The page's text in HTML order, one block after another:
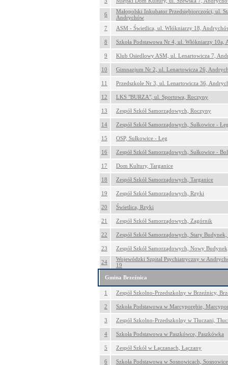
6
Małopolski Inkubator Przedsiębiorczości, ul.
Andrychów
7
ASM - Świetlica, ul. Włókniarzy 18,
8 Szkoła Podstawowa Nr 4, ul. Włókniarzy 10a,
9 Klub Osiedlowy ASM, ul. Lenartowicza 7,
10 Gimnazjum Nr 2, ul. Lenartowicza 26,
11 Przedszkole Nr 3, ul. Lenartowicza 36,
12 LKS "BURZA", ul. Sportowa, Roczyny
13 Zespół Szkół Samorządowych, Roczyny
14 Zespół Szkół Samorządowych, Sułkowice -
15 OSP, Sułkowice - Łęg
16 Zespół Szkół Samorządowych, Sułkowice -
17 Dom Kultury, Targanice
18 Zespół Szkół Samorządowych, Targanice
19 Zespół Szkół Samorządowych, Rzyki
20 Świetlica, Rzyki
21 Zespół Szkół Samorządowych, Zagórnik
22 Zespół Szkół Samorządowych, Stary Budynek,
23 Zespół Szkół Samorządowych, Nowy
24
Wojewódzki Szpital Psychiatryczny w
19
Gmina Brzeźnica
1 Zespół Szkolno-Przedszkolny w Brzeźnicy,
2 Szkoła Podstawowa w Marcyporębie,
3 Zespół Szkolno-Przedszkolny w Tłuczani,
4 Szkoła Podstawowa w Paszkówce, Paszkówka
5 Zespół Szkół w Łączanach, Łączany
6 Szkoła Podstawowa w Sosnowicach, Sosnowice